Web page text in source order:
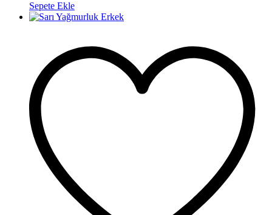
Sepete Ekle